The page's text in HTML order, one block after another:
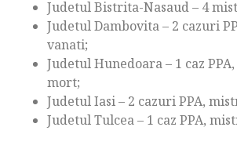
Judetul Bistrita-Nasaud – 4
Judetul Dambovita – 2 cazuri
vanati;
Judetul Hunedoara – 1 caz
mort;
Judetul Iasi – 2 cazuri PPA,
Judetul Tulcea – 1 caz PPA,